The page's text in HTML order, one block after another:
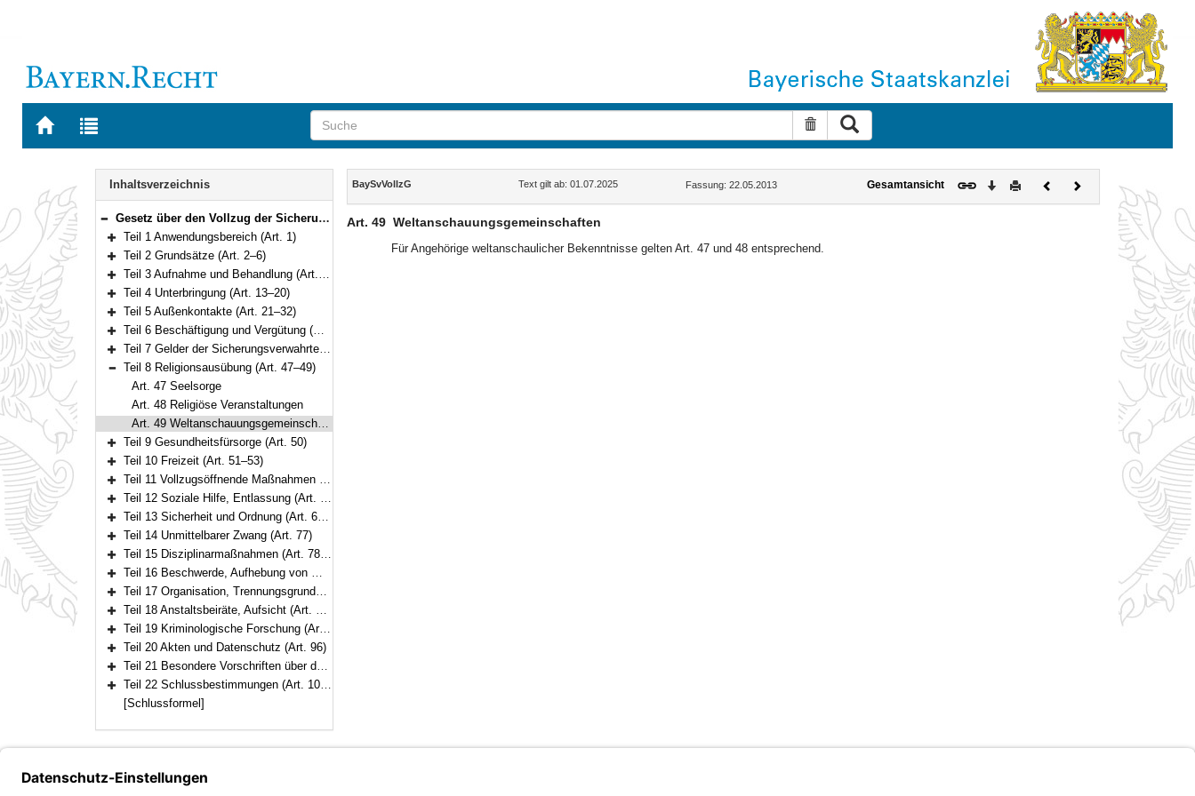
Zur
BAYERN.RECHT
Zur
letzten
Suche zurücksetzen
Navigation
Inhaltsverzeichnis
Bereich reduzieren
Gesetz über den Vollzug der Sicherungsverwahrung und der Therapieunterbringung (Bayerisches Sicherungsverwahrungsvollzugsgesetz – BaySvVollzG) Vom 22. Mai 2013 (GVBl. S. 275) BayRS 312-0-J (Art. 1–104)
Bereich erweitern
Teil 1 Anwendungsbereich (Art. 1)
Bereich erweitern
Teil 2 Grundsätze (Art. 2–6)
Bereich erweitern
Teil 3 Aufnahme und Behandlung (Art. 7–12)
Bereich erweitern
Teil 4 Unterbringung (Art. 13–20)
Bereich erweitern
Teil 5 Außenkontakte (Art. 21–32)
Bereich erweitern
Teil 6 Beschäftigung und Vergütung (Art. 33–39)
Bereich erweitern
Teil 7 Gelder der Sicherungsverwahrten, Kostenbeteiligung (Art. 40–46)
Bereich reduzieren
Teil 8 Religionsausübung (Art. 47–49)
Art. 47 Seelsorge
Art. 48 Religiöse Veranstaltungen
Art. 49 Weltanschauungsgemeinschaften
Bereich erweitern
Teil 9 Gesundheitsfürsorge (Art. 50)
Bereich erweitern
Teil 10 Freizeit (Art. 51–53)
Bereich erweitern
Teil 11 Vollzugsöffnende Maßnahmen (Art. 54–58)
Bereich erweitern
Teil 12 Soziale Hilfe, Entlassung (Art. 59–66)
Bereich erweitern
Teil 13 Sicherheit und Ordnung (Art. 67–76)
Bereich erweitern
Teil 14 Unmittelbarer Zwang (Art. 77)
Bereich erweitern
Teil 15 Disziplinarmaßnahmen (Art. 78–81)
Bereich erweitern
Teil 16 Beschwerde, Aufhebung von Maßnahmen und Mitverantwortung (Art. 82–83)
Bereich erweitern
Teil 17 Organisation, Trennungsgrundsätze (Art. 84–91)
Bereich erweitern
Teil 18 Anstaltsbeiräte, Aufsicht (Art. 92–94)
Bereich erweitern
Teil 19 Kriminologische Forschung (Art. 95)
Bereich erweitern
Teil 20 Akten und Datenschutz (Art. 96)
Bereich erweitern
Teil 21 Besondere Vorschriften über den Vollzug der Therapieunterbringung (Art. 97–101)
Bereich erweitern
Teil 22 Schlussbestimmungen (Art. 102–104)
[Schlussformel]
Inhalt
BaySvVollzG Text gilt ab: 01.07.2025 Fassung: 22.05.2013 Gesamtansicht Download
DruckenVorherigesNächstes
Dokument
Art. 49 Weltanschauungsgemeinschaften
Für Angehörige weltanschaulicher Bekenntnisse gelten Art. 47 und 48 entsprechend.
Bayern.de